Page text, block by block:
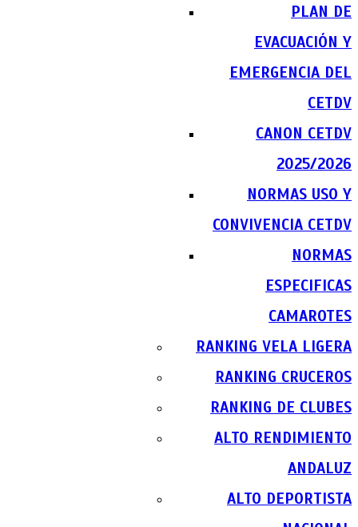
PLAN DE
EVACUACIÓN Y
EMERGENCIA DEL
CETDV
CANON CETDV
2025/2026
NORMAS USO Y
CONVIVENCIA CETDV
NORMAS
ESPECIFICAS
CAMAROTES
RANKING VELA LIGERA
RANKING CRUCEROS
RANKING DE CLUBES
ALTO RENDIMIENTO
ANDALUZ
ALTO DEPORTISTA